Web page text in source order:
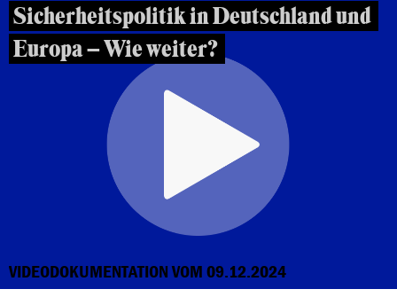
Sicherheitspolitik in Deutschland und
Europa – Wie weiter?
VIDEODOKUMENTATION VOM 09.12.2024